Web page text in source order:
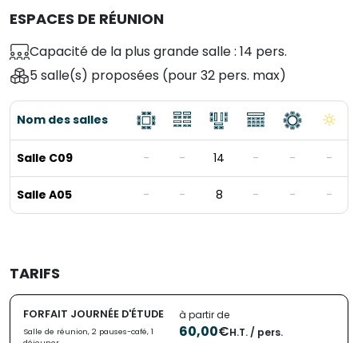
ESPACES DE RÉUNION
Capacité de la plus grande salle : 14 pers.
5 salle(s) proposées (pour 32 pers. max)
Nom des salles
Salle C09 - - 14 - - -
Salle A05 - - 8 - - -
TARIFS
FORFAIT JOURNÉE D'ÉTUDE
Salle de réunion, 2 pauses-café, 1
à partir de
60,00€H.T. / pers.